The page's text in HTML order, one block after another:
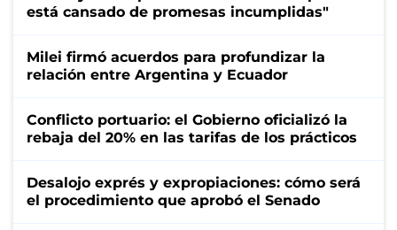
está cansado de promesas incumplidas"
Milei firmó acuerdos para profundizar la
relación entre Argentina y Ecuador
Conflicto portuario: el Gobierno oficializó la
rebaja del 20% en las tarifas de los prácticos
Desalojo exprés y expropiaciones: cómo será
el procedimiento que aprobó el Senado